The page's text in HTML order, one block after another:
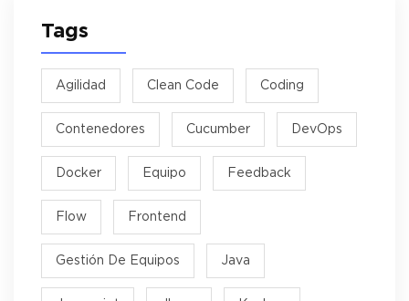
Tags
Agilidad Clean Code Coding
Contenedores Cucumber DevOps
Docker Equipo Feedback
Flow Frontend
Gestión De Equipos Java